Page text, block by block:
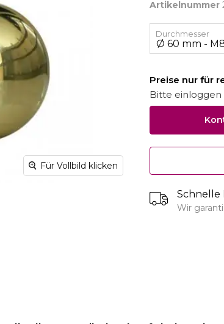
Für Vollbild klicken
Artikelnummer
Durchmesser
Preise nur für
Bitte
Schnelle
Wir